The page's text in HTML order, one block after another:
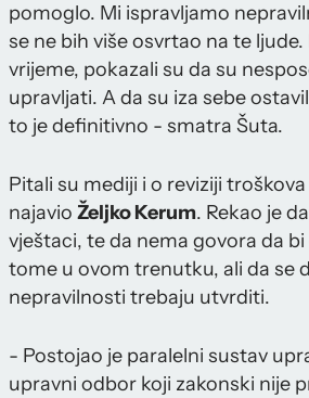
pomoglo. Mi ispravljamo
se ne bih više osvrtao na te
vrijeme, pokazali su da su
upravljati. A da su iza sebe
to je definitivno - smatra Šuta.
Pitali su mediji i o reviziji
najavio Željko Kerum. Rekao je
vještaci, te da nema govora da
tome u ovom trenutku, ali da se
nepravilnosti trebaju utvrditi.
- Postojao je paralelni sustav
upravni odbor koji zakonski nije